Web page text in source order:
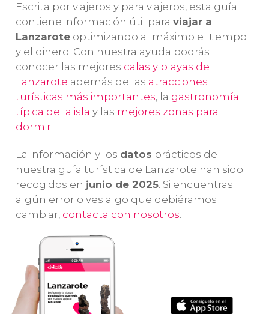
después de un
paseo en
velero, donde
disfrutaréis de
barra librey
comida.
os permitirá
visitar el
Parque
Nacional de
Timanfaya y los
Jameos del
Agua.
Escrita por viajeros y para viajeros, esta guía
contiene información útil para viajar a
Lanzaroteoptimizando al máximo el tiempo
y el dinero. Con nuestra ayuda podrás
conocer las mejores calas y playas de
Lanzarote además de las atracciones
turísticas más importantes, la gastronomía
típica de la isla y las mejores zonas para
dormir.
La información y los datos prácticos de
nuestra guía turística de Lanzarote han sido
recogidos en junio de 2025. Si encuentras
algún error o ves algo que debiéramos
cambiar, contacta con nosotros.